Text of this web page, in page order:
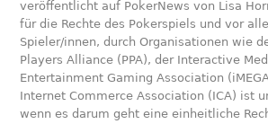
veröffentlicht auf PokerNews von Lisa
für die Rechte des Pokerspiels und vor
Spieler/innen, durch Organisationen wie
Players Alliance (PPA), der Interactive
Entertainment Gaming Association
Internet Commerce Association (ICA) ist
wenn es darum geht eine einheitliche